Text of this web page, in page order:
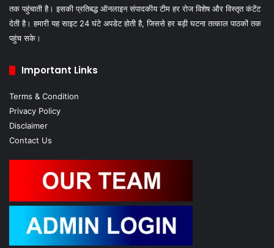
तक पहुंचाती है। इसकी प्रतिबद्ध ऑनलाइन संपादकीय टीम हर रोज विशेष और विस्तृत कंटेंट
देती है। हमारी यह साइट 24 घंटे अपडेट होती है, जिससे हर बड़ी घटना तत्काल पाठकों तक
पहुंच सके।
Important Links
Terms & Condition
Privacy Policy
Disclaimer
Contact Us